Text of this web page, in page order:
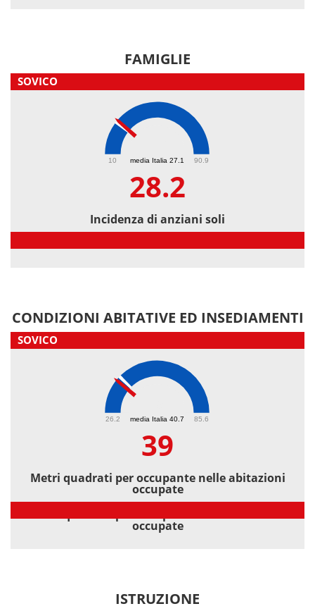
FAMIGLIE
SOVICO
media Italia 27.1
10 90.9
28.2
Incidenza di anziani soli
CONDIZIONI ABITATIVE ED INSEDIAMENTI
SOVICO
media Italia 40.7
26.2 85.6
39
Metri quadrati per occupante nelle abitazioni
occupate
occupate
ISTRUZIONE